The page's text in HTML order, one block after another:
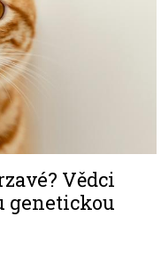
Vědci
genetickou